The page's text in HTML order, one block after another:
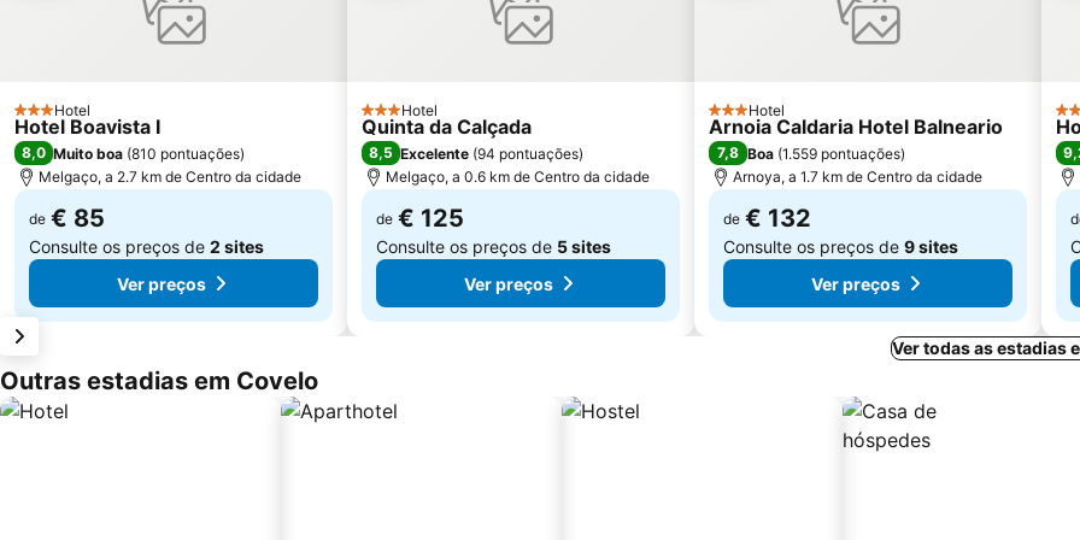
3 Estrelas
Hotel
Hotel Boavista I
8,0 Muito boa (810 pontuações)
Melgaço, a 2.7 km de Centro da cidade
de € 85
Consulte os preços de 2 sites
Ver preços
3 Estrelas
Hotel
Quinta da Calçada
8,5 Excelente (94 pontuações)
Melgaço, a 0.6 km de Centro da cidade
de € 125
Consulte os preços de 5 sites
Ver preços
3 Estrelas
Hotel
Arnoia Caldaria Hotel Balneario
7,8 Boa (1.559 pontuações)
Arnoya, a 1.7 km de Centro da cidade
de € 132
Consulte os preços de 9 sites
Ver preços
3
Ver todas as estadias
Outras estadias em Covelo